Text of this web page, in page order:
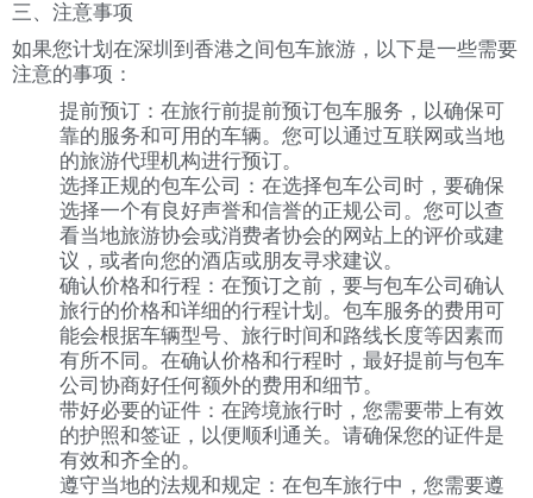
三、注意事项
如果您计划在深圳到香港之间包车旅游，以下是一些需要
注意的事项：
提前预订：在旅行前提前预订包车服务，以确保可
靠的服务和可用的车辆。您可以通过互联网或当地
的旅游代理机构进行预订。
选择正规的包车公司：在选择包车公司时，要确保
选择一个有良好声誉和信誉的正规公司。您可以查
看当地旅游协会或消费者协会的网站上的评价或建
议，或者向您的酒店或朋友寻求建议。
确认价格和行程：在预订之前，要与包车公司确认
旅行的价格和详细的行程计划。包车服务的费用可
能会根据车辆型号、旅行时间和路线长度等因素而
有所不同。在确认价格和行程时，最好提前与包车
公司协商好任何额外的费用和细节。
带好必要的证件：在跨境旅行时，您需要带上有效
的护照和签证，以便顺利通关。请确保您的证件是
有效和齐全的。
遵守当地的法规和规定：在包车旅行中，您需要遵